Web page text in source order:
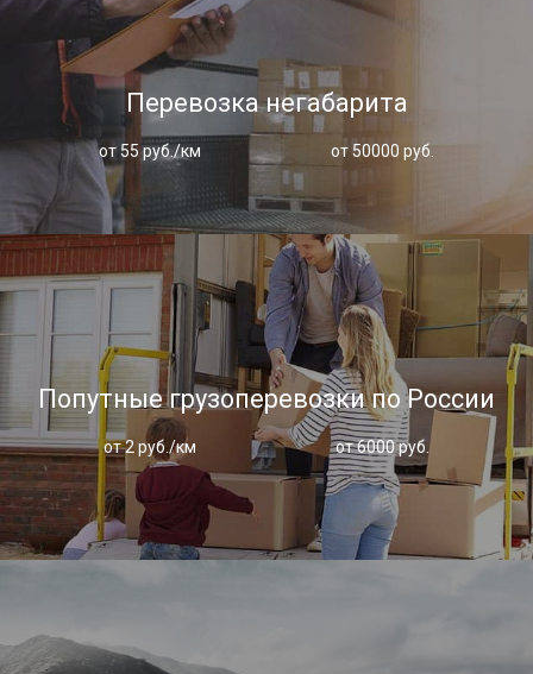
Перевозка негабарита
от 55 руб./км от 50000 руб.
Попутные грузоперевозки по России
от 2 руб./км от 6000 руб.